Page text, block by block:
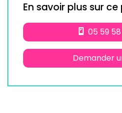
En savoir plus sur
05 59
Demander